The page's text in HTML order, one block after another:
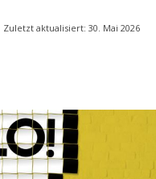
Zuletzt aktualisiert: 30. Mai 2026